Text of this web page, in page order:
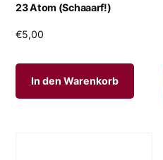
23 Atom (Schaaarf!)
€5,00
In den Warenkorb